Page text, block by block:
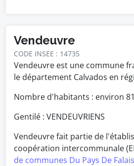
Vendeuvre
CODE INSEE : 14735
Vendeuvre est une commune
le département Calvados en
Nombre d'habitants : environ
Gentilé : VENDEUVRIENS
Vendeuvre fait partie de
coopération intercommunale
de communes Du Pays De